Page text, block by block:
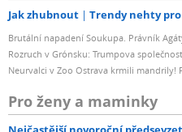
Jak zhubnout Trendy nehty pro
Brutální napadení Soukupa. Právník
Rozruch v Grónsku: Trumpova
Neurvalci v Zoo Ostrava krmili mandrily!
Pro ženy a maminky